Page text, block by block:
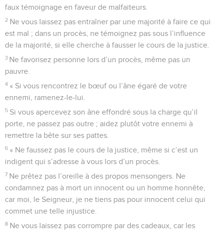
faux témoignage en faveur de malfaiteurs.
2 Ne vous laissez pas entraîner par une majorité à faire ce qui
est mal ; dans un procès, ne témoignez pas sous l’influence
de la majorité, si elle cherche à fausser le cours de la justice.
3 Ne favorisez personne lors d’un procès, même pas un
pauvre.
4 « Si vous rencontrez le bœuf ou l’âne égaré de votre
ennemi, ramenez-le-lui.
5 Si vous apercevez son âne effondré sous la charge qu’il
porte, ne passez pas outre ; aidez plutôt votre ennemi à
remettre la bête sur ses pattes.
6 « Ne faussez pas le cours de la justice, même si c’est un
indigent qui s’adresse à vous lors d’un procès.
7 Ne prêtez pas l’oreille à des propos mensongers. Ne
condamnez pas à mort un innocent ou un homme honnête,
car moi, le Seigneur, je ne tiens pas pour innocent celui qui
commet une telle injustice.
8 Ne vous laissez pas corrompre par des cadeaux, car les